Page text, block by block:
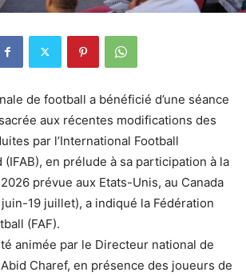
de football a bénéficié d’une séance
aux récentes modifications des
par l’International Football
(IFAB), en prélude à sa participation à la
prévue aux Etats-Unis, au Canada
19 juillet), a indiqué la Fédération
(FAF).
animée par le Directeur national de
Charef, en présence des joueurs de